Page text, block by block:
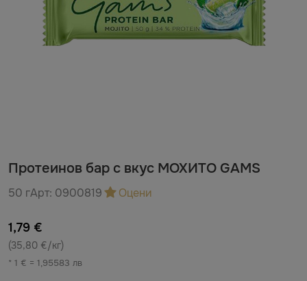
Протеинов бар с вкус МОХИТО GAMS
50 гАрт: 0900819 Оцени
1,79 €
(35,80 €/кг)
* 1 € = 1,95583 лв